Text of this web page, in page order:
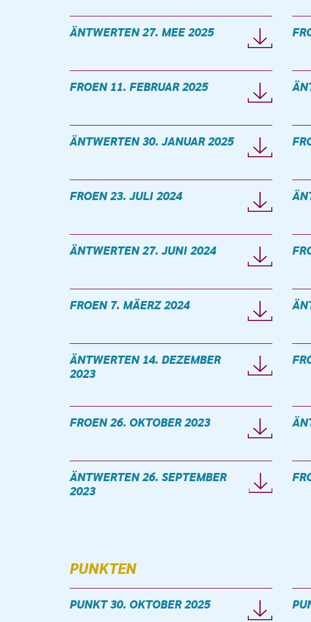
ÄNTWERTEN 27. MEE 2025
FROEN 11. FEBRUAR 2025
ÄNTWERTEN 30. JANUAR 2025
FROEN 23. JULI 2024
ÄNTWERTEN 27. JUNI 2024
FROEN 7. MÄERZ 2024
ÄNTWERTEN 14. DEZEMBER
2023
FROEN 26. OKTOBER 2023
ÄNTWERTEN 26. SEPTEMBER
2023
PUNKTEN
PUNKT 30. OKTOBER 2025